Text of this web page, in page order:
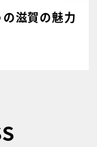
滋賀の魅力